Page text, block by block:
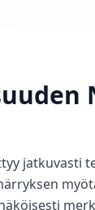
jatkuvasti